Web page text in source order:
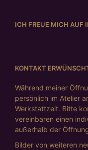
ICH FREUE MICH AUF
KONTAKT
Während meiner
persönlich im Atelier
Werkstattzeit. Bitte
vereinbaren einen
außerhalb der
Bilder von weiteren